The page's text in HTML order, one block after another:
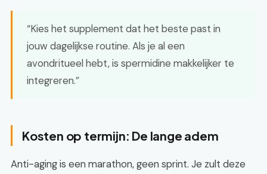
“Kies het supplement dat het beste past in
jouw dagelijkse routine. Als je al een
avondritueel hebt, is spermidine makkelijker te
integreren.”
Kosten op termijn: De lange adem
Anti-aging is een marathon, geen sprint. Je zult deze